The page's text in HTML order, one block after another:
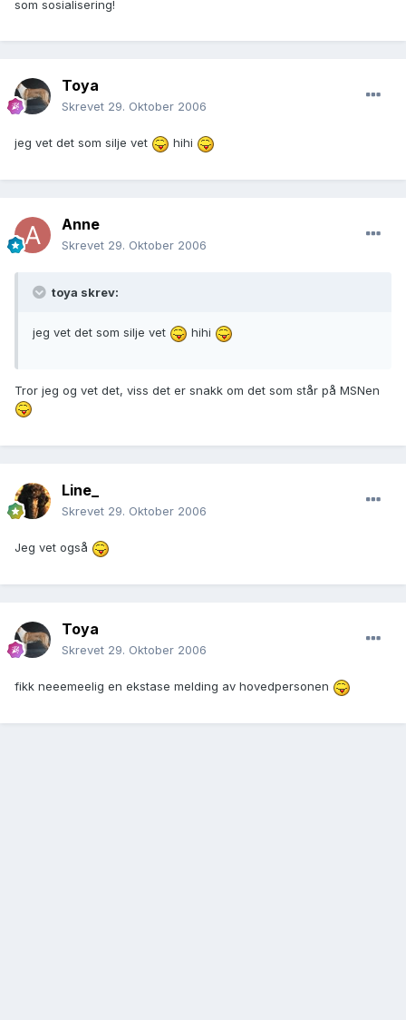
som sosialisering!
Toya
Skrevet 29. Oktober 2006
jeg vet det som silje vet hihi
Anne
Skrevet 29. Oktober 2006
toya skrev:
jeg vet det som silje vet hihi
Tror jeg og vet det, viss det er snakk om det som står på MSNen
Line_
Skrevet 29. Oktober 2006
Jeg vet også
Toya
Skrevet 29. Oktober 2006
fikk neeemeelig en ekstase melding av hovedpersonen